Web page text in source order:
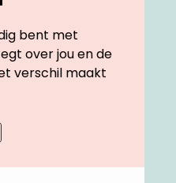
bent met
over jou en de
verschil maakt